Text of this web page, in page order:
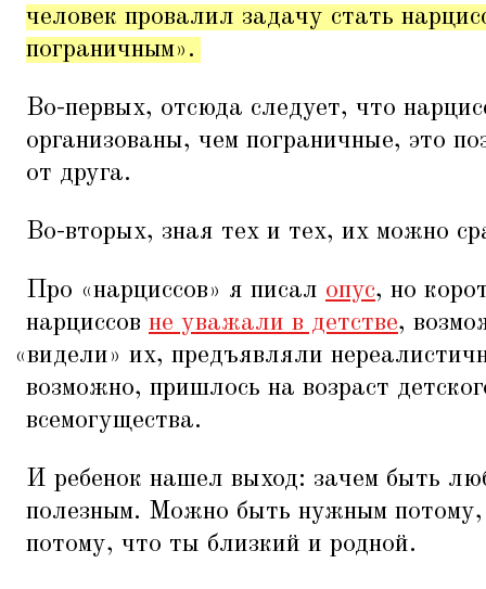
человек провалил задачу стать
пограничным».
Во-первых, отсюда следует, что
организованы, чем пограничные, это
от друга.
Во-вторых, зная тех и тех, их можно
Про «нарциссов» я писал опус, но
нарциссов не уважали в детстве,
«видели» их, предъявляли
возможно, пришлось на возраст
всемогущества.
И ребенок нашел выход: зачем быть
полезным. Можно быть нужным
потому, что ты близкий и родной.